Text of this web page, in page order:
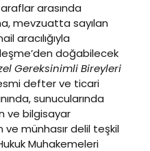
arasında
mevzuatta sayılan
aracılığıyla
doğabilecek
Gereksinimli Bireyleri
defter ve ticari
sunucularında
ve bilgisayar
ve münhasır delil teşkil
Muhakemeleri